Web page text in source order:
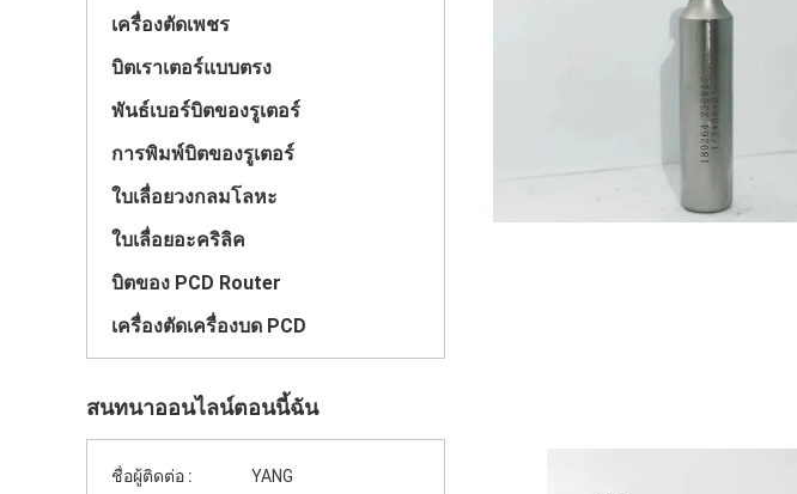
เครื่องตัดเพชร
บิตเราเตอร์แบบตรง
พันธ์เบอร์บิตของรูเตอร์
การพิมพ์บิตของรูเตอร์
ใบเลื่อยวงกลมโลหะ
ใบเลื่อยอะคริลิค
บิตของ PCD Router
เครื่องตัดเครื่องบด PCD
สนทนาออนไลน์ตอนนี้ฉัน
ชื่อผู้ติดต่อ : YANG